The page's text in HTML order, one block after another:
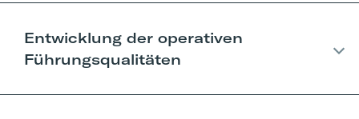
Entwicklung der operativen
Führungsqualitäten